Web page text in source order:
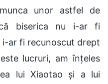
unor astfel de
biserica nu i-ar fi
ar fi recunoscut drept
lucruri, am înțeles
lui Xiaotao și a lui